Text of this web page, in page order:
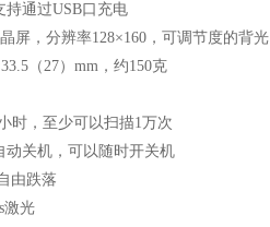
持通过USB口充电
屏，分辨率128×160，可调节度的背光
（27）mm，约150克
时，至少可以扫描1万次
动关机，可以随时开关机
由跌落
激光